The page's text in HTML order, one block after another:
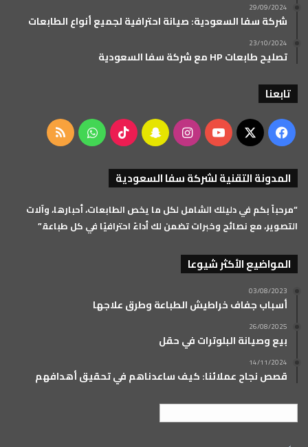
29/09/2024
شركة سفا السعودية: صيانة احترافية لجميع أنواع الطابعات
23/10/2024
تصليح طابعات HP مع شركة سفا السعودية
تابعنا
فيسبوك
‫X
‫YouTubeانستقرامسناب ‫TikTok واتساب ملخص
المدونة التقنية لشركة سفا السعودية
“مرحباً بكم في دليلك الشامل لكل ما يخص الطابعات، أحبارها، وآلات
التصوير، مع نصائح وخبرات تضمن لك أداءً احترافيًا في كل طباعة.”
المواضيع الأكثر شيوعا
03/08/2023
أسباب جفاف خراطيش الطباعة وطرق علاجها
26/08/2025
بيع وصيانة البلوترات في حقل
14/11/2024
قصص نجاح عملائنا: كيف ساعدناهم في تحقيق أهدافهم